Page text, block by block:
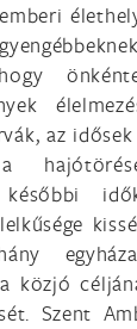
az
későbbi
közjó
Szent